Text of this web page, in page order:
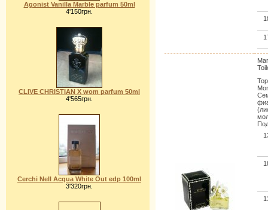
Agonist Vanilla Marble parfum 50ml
4'150грн.
CLIVE CHRISTIAN X wom parfum 50ml
4'565грн.
Cerchi Nell Acqua White Out edp 100ml
3'320грн.